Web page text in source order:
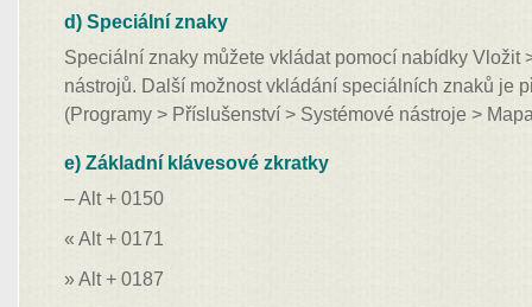
d) Speciální znaky
Speciální znaky můžete vkládat pomocí nabídky Vložit
nástrojů. Další možnost vkládání speciálních znaků je
(Programy > Příslušenství > Systémové nástroje >
e) Základní klávesové zkratky
– Alt + 0150
« Alt + 0171
» Alt + 0187